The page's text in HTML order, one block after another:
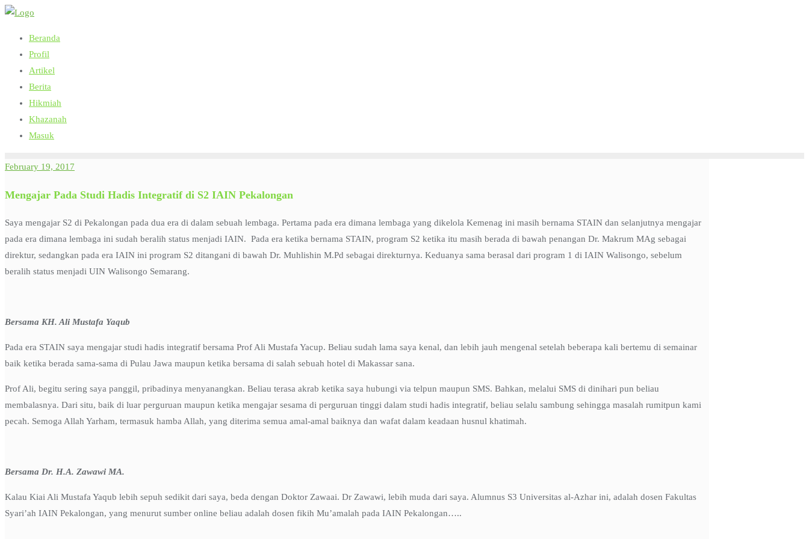
Skip
content
Beranda
Profil
Artikel
Berita
Hikmiah
Khazanah
Masuk
February 19, 2017
Mengajar Pada Studi Hadis Integratif di S2 IAIN Pekalongan
Saya mengajar S2 di Pekalongan pada dua era di dalam sebuah lembaga. Pertama pada era dimana lembaga yang dikelola Kemenag ini masih bernama STAIN dan selanjutnya mengajar
pada era dimana lembaga ini sudah beralih status menjadi IAIN. Pada era ketika bernama STAIN, program S2 ketika itu masih berada di bawah penangan Dr. Makrum MAg sebagai
direktur, sedangkan pada era IAIN ini program S2 ditangani di bawah Dr. Muhlishin M.Pd sebagai direkturnya. Keduanya sama berasal dari program 1 di IAIN Walisongo, sebelum
beralih status menjadi UIN Walisongo Semarang.
Bersama KH. Ali Mustafa Yaqub
Pada era STAIN saya mengajar studi hadis integratif bersama Prof Ali Mustafa Yacup. Beliau sudah lama saya kenal, dan lebih jauh mengenal setelah beberapa kali bertemu di semainar
baik ketika berada sama-sama di Pulau Jawa maupun ketika bersama di salah sebuah hotel di Makassar sana.
Prof Ali, begitu sering saya panggil, pribadinya menyanangkan. Beliau terasa akrab ketika saya hubungi via telpun maupun SMS. Bahkan, melalui SMS di dinihari pun beliau
membalasnya. Dari situ, baik di luar perguruan maupun ketika mengajar sesama di perguruan tinggi dalam studi hadis integratif, beliau selalu sambung sehingga masalah rumitpun kami
pecah. Semoga Allah Yarham, termasuk hamba Allah, yang diterima semua amal-amal baiknya dan wafat dalam keadaan husnul khatimah.
Bersama Dr. H.A. Zawawi MA.
Kalau Kiai Ali Mustafa Yaqub lebih sepuh sedikit dari saya, beda dengan Doktor Zawaai. Dr Zawawi, lebih muda dari saya. Alumnus S3 Universitas al-Azhar ini, adalah dosen Fakultas
Syari’ah IAIN Pekalongan, yang menurut sumber online beliau adalah dosen fikih Mu’amalah pada IAIN Pekalongan…..